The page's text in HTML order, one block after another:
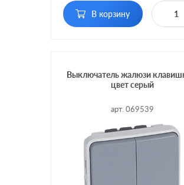
Подсветка: без
В корзину
Выключатель жалюзи
цвет серый
арт. 069539